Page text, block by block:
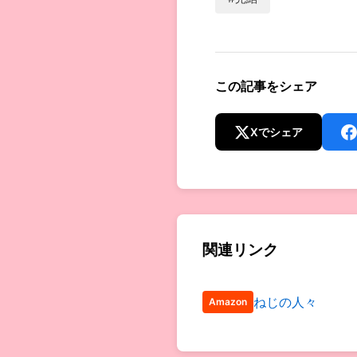
この記事をシェア
Xでシェア
関連リンク
Amazon ねじの人々